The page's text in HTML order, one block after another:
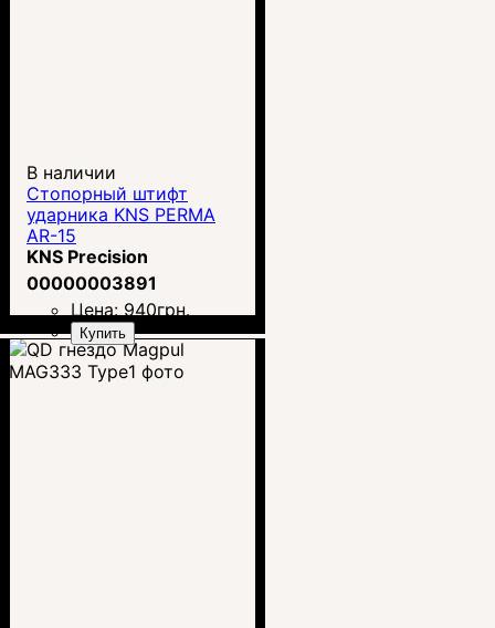
В наличии
Стопорный штифт
ударника KNS PERMA
AR-15
KNS Precision
00000003891
Цена: 940грн.
Купить